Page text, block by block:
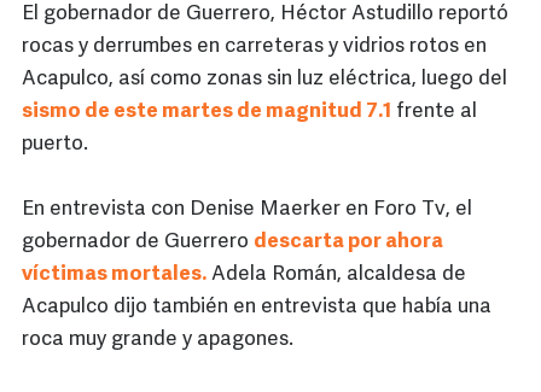
El gobernador de Guerrero, Héctor Astudillo reportó
rocas y derrumbes en carreteras y vidrios rotos en
Acapulco, así como zonas sin luz eléctrica, luego del
sismo de este martes de magnitud 7.1 frente al
puerto.
En entrevista con Denise Maerker en Foro Tv, el
gobernador de Guerrero descarta por ahora
víctimas mortales. Adela Román, alcaldesa de
Acapulco dijo también en entrevista que había una
roca muy grande y apagones.